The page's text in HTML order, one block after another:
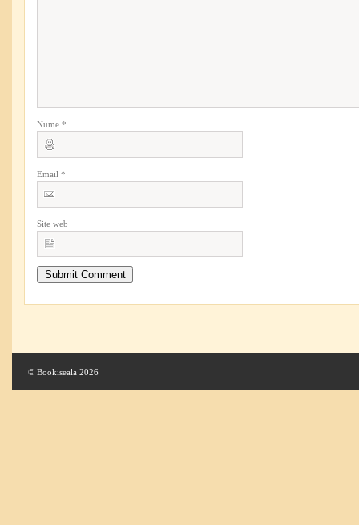
Nume *
Email *
Site web
© Bookiseala 2026